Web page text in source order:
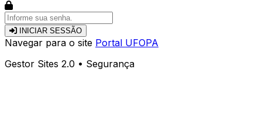
INICIAR SESSÃO
Navegar para o site Portal UFOPA
Gestor Sites 2.0 • Segurança